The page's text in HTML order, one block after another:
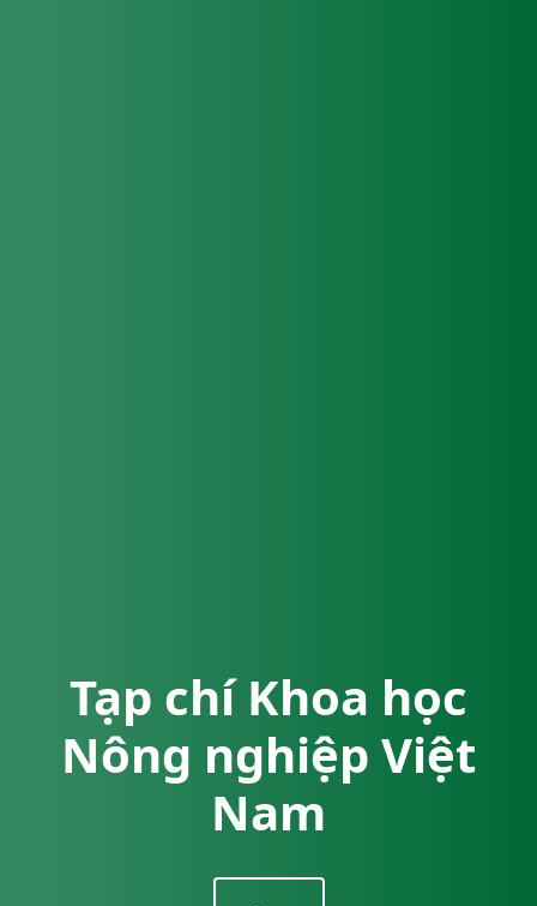
Tạp chí Khoa học
Nông nghiệp Việt
Nam